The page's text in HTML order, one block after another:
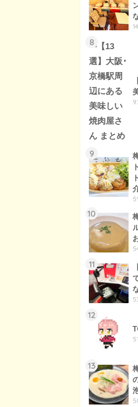
8
9
10
11
12
13